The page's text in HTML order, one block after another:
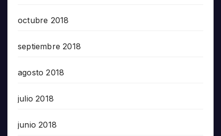
octubre 2018
septiembre 2018
agosto 2018
julio 2018
junio 2018